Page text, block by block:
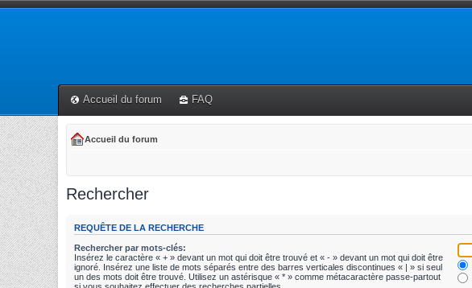
Accueil du forum FAQ
Accueil du forum
Rechercher
REQUÊTE DE LA RECHERCHE
Rechercher par mots-clés:
Insérez le caractère « + » devant un mot qui doit être trouvé et « - » devant un mot qui doit être
ignoré. Insérez une liste de mots séparés entre des barres verticales discontinues « | » si seul
un des mots doit être trouvé. Utilisez un astérisque « * » comme métacaractère passe-partout
si vous souhaitez effectuer des recherches partielles.